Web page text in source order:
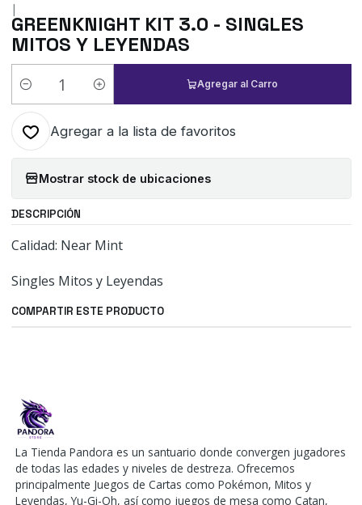
|
GREENKNIGHT KIT 3.0 - SINGLES
MITOS Y LEYENDAS
Cantidad
Agregar al Carro
Agregar a la lista de favoritos
Mostrar stock de ubicaciones
DESCRIPCIÓN
Calidad: Near Mint
Singles Mitos y Leyendas
COMPARTIR ESTE PRODUCTO
La Tienda Pandora es un santuario donde convergen jugadores
de todas las edades y niveles de destreza. Ofrecemos
principalmente Juegos de Cartas como Pokémon, Mitos y
Leyendas, Yu-Gi-Oh, así como juegos de mesa como Catan,